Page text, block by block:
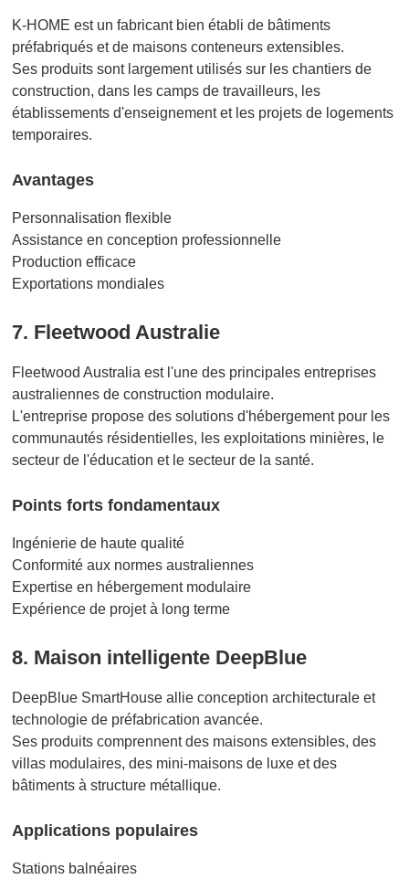
K-HOME est un fabricant bien établi de bâtiments
préfabriqués et de maisons conteneurs extensibles.
Ses produits sont largement utilisés sur les chantiers de
construction, dans les camps de travailleurs, les
établissements d'enseignement et les projets de logements
temporaires.
Avantages
Personnalisation flexible
Assistance en conception professionnelle
Production efficace
Exportations mondiales
7. Fleetwood Australie
Fleetwood Australia est l'une des principales entreprises
australiennes de construction modulaire.
L'entreprise propose des solutions d'hébergement pour les
communautés résidentielles, les exploitations minières, le
secteur de l'éducation et le secteur de la santé.
Points forts fondamentaux
Ingénierie de haute qualité
Conformité aux normes australiennes
Expertise en hébergement modulaire
Expérience de projet à long terme
8. Maison intelligente DeepBlue
DeepBlue SmartHouse allie conception architecturale et
technologie de préfabrication avancée.
Ses produits comprennent des maisons extensibles, des
villas modulaires, des mini-maisons de luxe et des
bâtiments à structure métallique.
Applications populaires
Stations balnéaires